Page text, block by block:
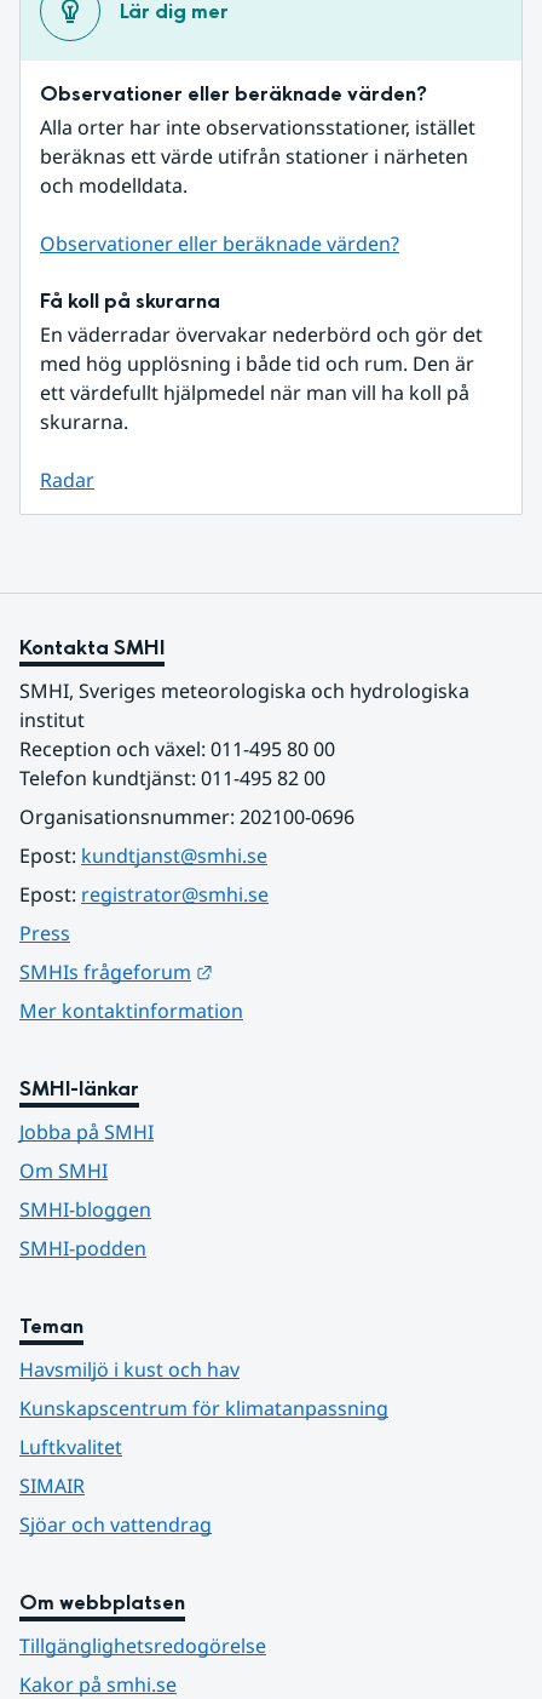
Lär dig mer
Observationer eller beräknade värden?
Alla orter har inte observationsstationer, istället
beräknas ett värde utifrån stationer i närheten
och modelldata.
Observationer eller beräknade värden?
Få koll på skurarna
En väderradar övervakar nederbörd och gör det
med hög upplösning i både tid och rum. Den är
ett värdefullt hjälpmedel när man vill ha koll på
skurarna.
Radar
Kontakta SMHI
SMHI, Sveriges meteorologiska och hydrologiska
institut
Reception och växel: 011-495 80 00
Telefon kundtjänst: 011-495 82 00
Organisationsnummer: 202100-0696
Epost: kundtjanst@smhi.se
Epost: registrator@smhi.se
Press
SMHIs frågeforum
Mer kontaktinformation
SMHI-länkar
Jobba på SMHI
Om SMHI
SMHI-bloggen
SMHI-podden
Teman
Havsmiljö i kust och hav
Kunskapscentrum för klimatanpassning
Luftkvalitet
SIMAIR
Sjöar och vattendrag
Om webbplatsen
Tillgänglighetsredogörelse
Kakor på smhi.se